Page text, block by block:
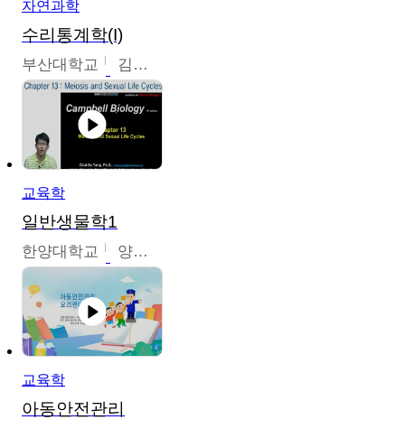
자연과학
수리통계학(I)
부산대학교 김충락
교육학
일반생물학1
한양대학교 양철수
교육학
아동안전관리